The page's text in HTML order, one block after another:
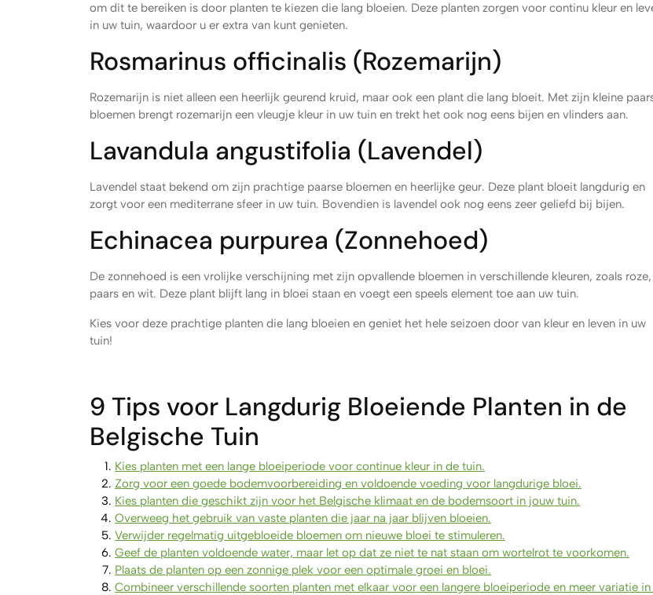
om dit te bereiken is door planten te kiezen die lang bloeien. Deze planten zorgen voor continu kleur en
in uw tuin, waardoor u er extra van kunt genieten.
Rosmarinus officinalis (Rozemarijn)
Rozemarijn is niet alleen een heerlijk geurend kruid, maar ook een plant die lang bloeit. Met zijn kleine
bloemen brengt rozemarijn een vleugje kleur in uw tuin en trekt het ook nog eens bijen en vlinders aan.
Lavandula angustifolia (Lavendel)
Lavendel staat bekend om zijn prachtige paarse bloemen en heerlijke geur. Deze plant bloeit langdurig en
zorgt voor een mediterrane sfeer in uw tuin. Bovendien is lavendel ook nog eens zeer geliefd bij bijen.
Echinacea purpurea (Zonnehoed)
De zonnehoed is een vrolijke verschijning met zijn opvallende bloemen in verschillende kleuren, zoals roze,
paars en wit. Deze plant blijft lang in bloei staan en voegt een speels element toe aan uw tuin.
Kies voor deze prachtige planten die lang bloeien en geniet het hele seizoen door van kleur en leven in uw
tuin!
9 Tips voor Langdurig Bloeiende Planten in de
Belgische Tuin
Kies planten met een lange bloeiperiode voor continue kleur in de tuin.
Zorg voor een goede bodemvoorbereiding en voldoende voeding voor langdurige bloei.
Kies planten die geschikt zijn voor het Belgische klimaat en de bodemsoort in jouw tuin.
Overweeg het gebruik van vaste planten die jaar na jaar blijven bloeien.
Verwijder regelmatig uitgebloeide bloemen om nieuwe bloei te stimuleren.
Geef de planten voldoende water, maar let op dat ze niet te nat staan om wortelrot te voorkomen.
Plaats de planten op een zonnige plek voor een optimale groei en bloei.
Combineer verschillende soorten planten met elkaar voor een langere bloeiperiode en meer variatie